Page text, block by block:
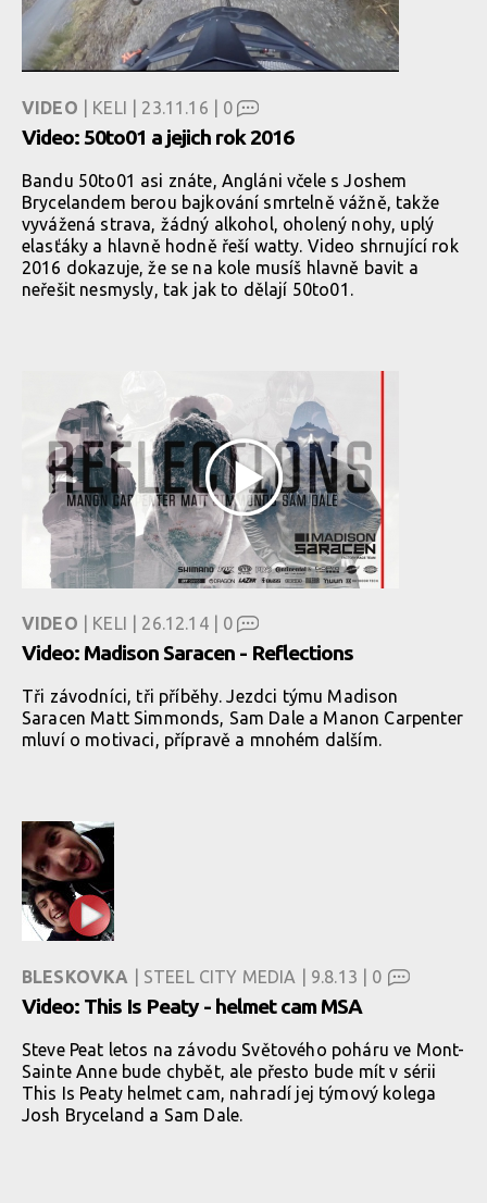
VIDEO | KELI | 23.11.16 | 0
Video: 50to01 a jejich rok 2016
Bandu 50to01 asi znáte, Angláni včele s Joshem
Brycelandem berou bajkování smrtelně vážně, takže
vyvážená strava, žádný alkohol, oholený nohy, uplý
elasťáky a hlavně hodně řeší watty. Video shrnující rok
2016 dokazuje, že se na kole musíš hlavně bavit a
neřešit nesmysly, tak jak to dělají 50to01.
VIDEO | KELI | 26.12.14 | 0
Video: Madison Saracen - Reflections
Tři závodníci, tři příběhy. Jezdci týmu Madison
Saracen Matt Simmonds, Sam Dale a Manon Carpenter
mluví o motivaci, přípravě a mnohém dalším.
BLESKOVKA | STEEL CITY MEDIA | 9.8.13 | 0
Video: This Is Peaty - helmet cam MSA
Steve Peat letos na závodu Světového poháru ve Mont-
Sainte Anne bude chybět, ale přesto bude mít v sérii
This Is Peaty helmet cam, nahradí jej týmový kolega
Josh Bryceland a Sam Dale.